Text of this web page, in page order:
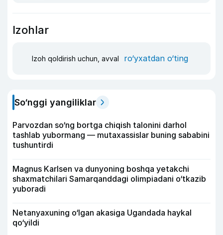
Izohlar
Izoh qoldirish uchun, avval ro‘yxatdan o‘ting
So‘nggi yangiliklar
Parvozdan so‘ng bortga chiqish talonini darhol
tashlab yubormang — mutaxassislar buning sababini
tushuntirdi
Magnus Karlsen va dunyoning boshqa yetakchi
shaxmatchilari Samarqanddagi olimpiadani o‘tkazib
yuboradi
Netanyaxuning o‘lgan akasiga Ugandada haykal
qo‘yildi